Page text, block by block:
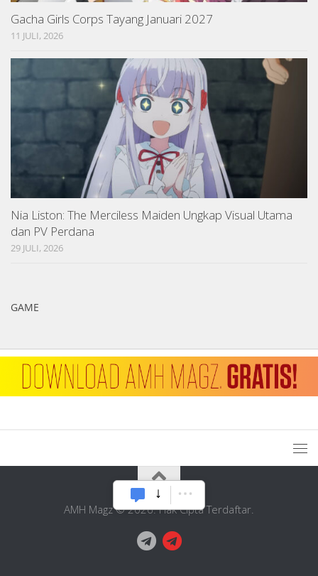
Gacha Girls Corps Tayang Januari 2027
11 JULI, 2026
Nia Liston: The Merciless Maiden Ungkap Visual Utama
dan PV Perdana
29 JULI, 2026
GAME
AMH Magz © 2026. Hak Cipta Terdaftar.